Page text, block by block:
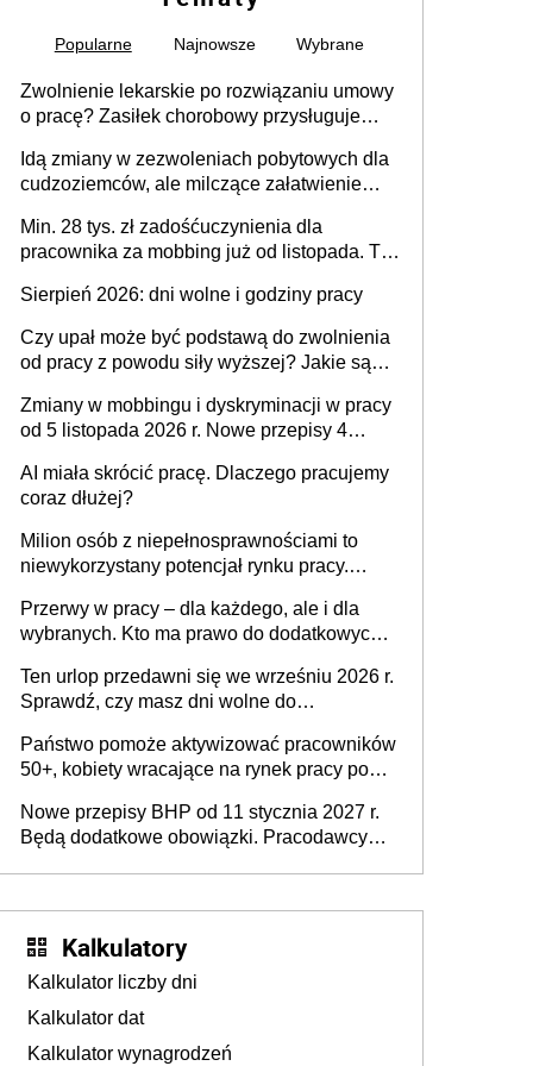
Popularne Najnowsze Wybrane
Zwolnienie lekarskie po rozwiązaniu umowy
o pracę? Zasiłek chorobowy przysługuje
dni od ustania stosunku pracy
Idą zmiany w zezwoleniach pobytowych dla
cudzoziemców, ale milczące załatwienie
Min. 28 tys. zł zadośćuczynienia dla
pracownika za mobbing już od listopada. To
zespołu
Sierpień 2026: dni wolne i godziny pracy
Czy upał może być podstawą do zwolnienia
od pracy z powodu siły wyższej? Jakie są
Zmiany w mobbingu i dyskryminacji w pracy
od 5 listopada 2026 r. Nowe przepisy 4
Ustaw
AI miała skrócić pracę. Dlaczego pracujemy
coraz dłużej?
Milion osób z niepełnosprawnościami to
niewykorzystany potencjał rynku pracy.
dofinansowań czy refundacji, ale bariery po
stronie systemu i świadomości
pracodawców [WYWIAD]
Przerwy w pracy – dla każdego, ale i dla
wybranych. Kto ma prawo do dodatkowych
Ten urlop przedawni się we wrześniu 2026 r.
Sprawdź, czy masz dni wolne do
Państwo pomoże aktywizować pracowników
50+, kobiety wracające na rynek pracy po
osoby neuroatypowe. Powstanie Fundusz
na rzecz Inkluzywności w Zatrudnianiu?
Nowe przepisy BHP od 11 stycznia 2027 r.
Będą dodatkowe obowiązki. Pracodawcy
Kalkulatory
Kalkulator liczby dni
Kalkulator dat
Kalkulator wynagrodzeń